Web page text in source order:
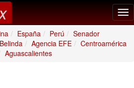
España Perú
Senador
Belinda Agencia EFE
Centroamérica
Aguascalientes